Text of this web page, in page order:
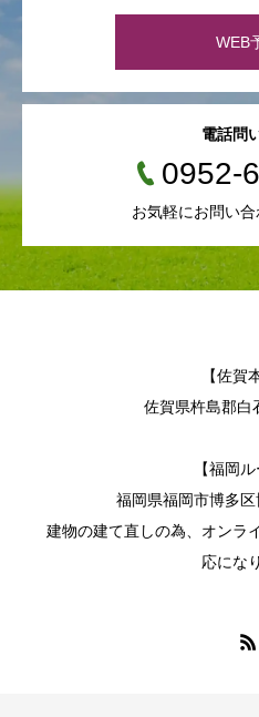
WEB
電話問
0952-
お気軽にお問い合
【佐賀
佐賀県杵島郡白
【福岡ル
福岡県福岡市博多
建物の建て直しの為、オンラ
応にな